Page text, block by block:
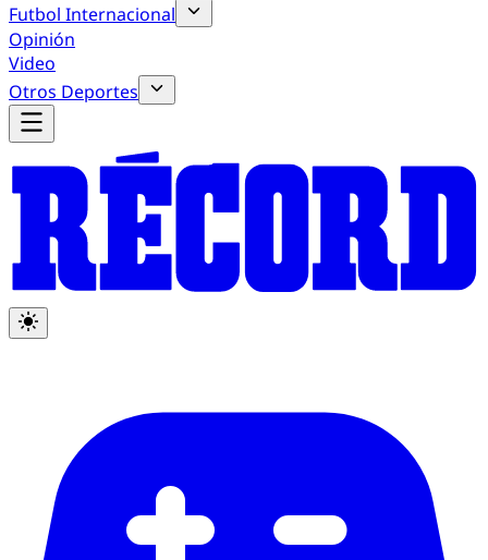
Futbol Internacional
Opinión
Video
Otros Deportes